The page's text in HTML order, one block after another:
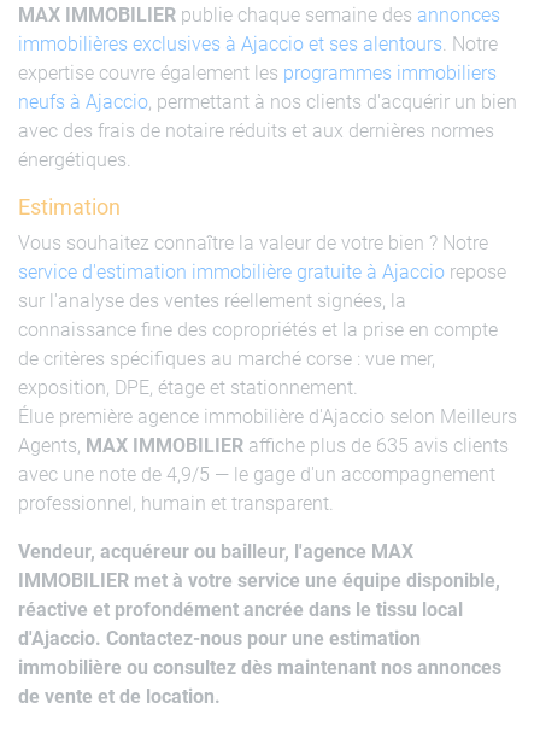
MAX IMMOBILIER publie chaque semaine des annonces
immobilières exclusives à Ajaccio et ses alentours. Notre
expertise couvre également les programmes immobiliers
neufs à Ajaccio, permettant à nos clients d'acquérir un bien
avec des frais de notaire réduits et aux dernières normes
énergétiques.
Estimation
Vous souhaitez connaître la valeur de votre bien ? Notre
service d'estimation immobilière gratuite à Ajaccio repose
sur l'analyse des ventes réellement signées, la
connaissance fine des copropriétés et la prise en compte
de critères spécifiques au marché corse : vue mer,
exposition, DPE, étage et stationnement.
Élue première agence immobilière d'Ajaccio selon Meilleurs
Agents, MAX IMMOBILIER affiche plus de 635 avis clients
avec une note de 4,9/5 — le gage d'un accompagnement
professionnel, humain et transparent.
Vendeur, acquéreur ou bailleur, l'agence MAX
IMMOBILIER met à votre service une équipe disponible,
réactive et profondément ancrée dans le tissu local
d'Ajaccio. Contactez-nous pour une estimation
immobilière ou consultez dès maintenant nos annonces
de vente et de location.